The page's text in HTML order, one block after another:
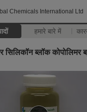
Chemicals International Ltd
हमारे बारे में
सिलिकॉन ब्लॉक